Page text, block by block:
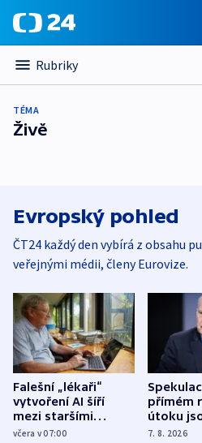
Rubriky
TÉMA
Živě
Evropský pohled
ČT24 každý den vybírá z obsahu
veřejnými médii, členy Eurovize.
Falešní „lékaři“
vytvoření AI šíří
mezi staršími
Poláky nebezpečné
včera v 07:00
přímém
útoku
míní
7. 8. 2026